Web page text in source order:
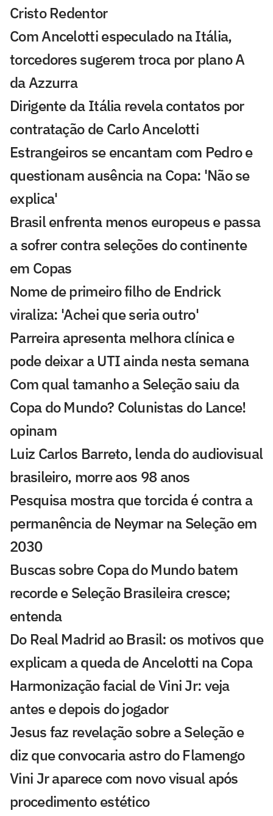
Cristo Redentor
Com Ancelotti especulado na Itália,
torcedores sugerem troca por plano A
da Azzurra
Dirigente da Itália revela contatos por
contratação de Carlo Ancelotti
Estrangeiros se encantam com Pedro e
questionam ausência na Copa: 'Não se
explica'
Brasil enfrenta menos europeus e passa
a sofrer contra seleções do continente
em Copas
Nome de primeiro filho de Endrick
viraliza: 'Achei que seria outro'
Parreira apresenta melhora clínica e
pode deixar a UTI ainda nesta semana
Com qual tamanho a Seleção saiu da
Copa do Mundo? Colunistas do Lance!
opinam
Luiz Carlos Barreto, lenda do audiovisual
brasileiro, morre aos 98 anos
Pesquisa mostra que torcida é contra a
permanência de Neymar na Seleção em
2030
Buscas sobre Copa do Mundo batem
recorde e Seleção Brasileira cresce;
entenda
Do Real Madrid ao Brasil: os motivos que
explicam a queda de Ancelotti na Copa
Harmonização facial de Vini Jr: veja
antes e depois do jogador
Jesus faz revelação sobre a Seleção e
diz que convocaria astro do Flamengo
Vini Jr aparece com novo visual após
procedimento estético